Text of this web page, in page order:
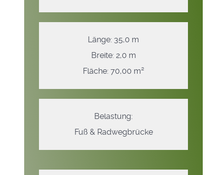
Länge: 35,0 m
Breite: 2,0 m
Fläche: 70,00 m²
Belastung:
Fuß & Radwegbrücke